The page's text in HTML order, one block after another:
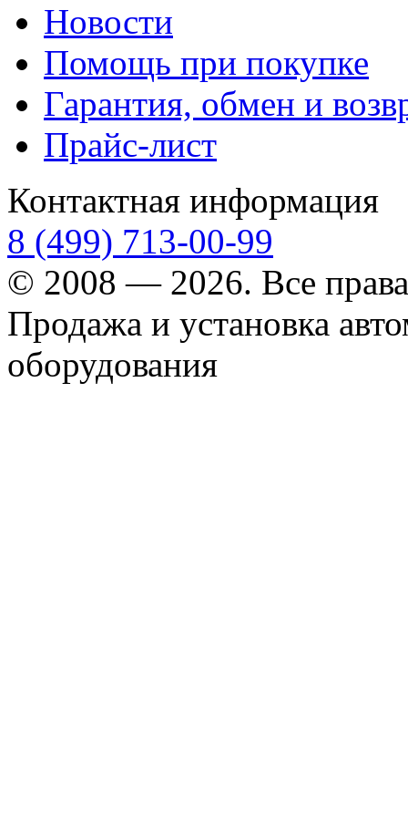
Новости
Помощь при покупке
Гарантия, обмен и
Прайс-лист
Контактная информация
8 (499) 713-00-99
© 2008 — 2026. Все
Продажа и установка
оборудования